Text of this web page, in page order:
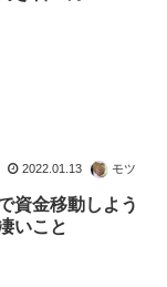
2022.01.13 モツ
資金移動しよう
いこと